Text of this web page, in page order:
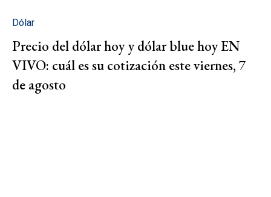
Dólar
Precio del dólar hoy y dólar blue hoy EN
VIVO: cuál es su cotización este viernes, 7
de agosto